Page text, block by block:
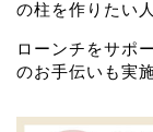
の柱を作りたい
ローンチをサポ
のお手伝いも実施